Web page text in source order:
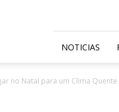
NOTICIAS
no Natal para um Clima Quente